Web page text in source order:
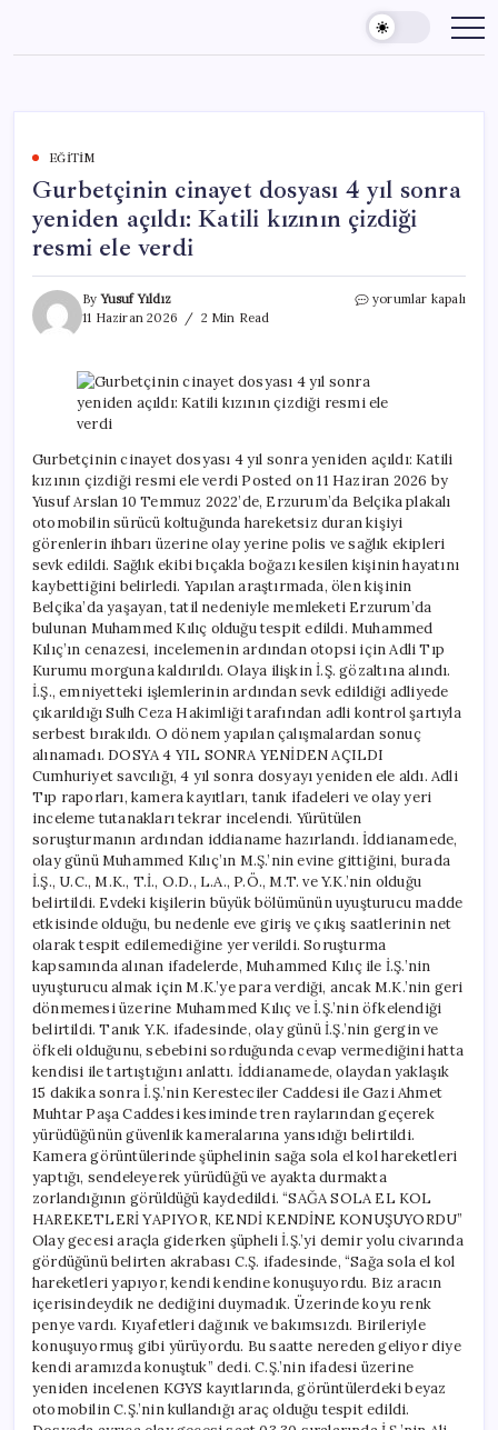
content
EĞITIM
Gurbetçinin cinayet dosyası 4 yıl sonra
yeniden açıldı: Katili kızının çizdiği
resmi ele verdi
ByYusuf Yıldız
11 Haziran 2026
2 Min Read
Gurbetçinin
yeniden
kızının
çizdiği
resmi
ele
verdi
için
yorumlar kapalı
Gurbetçinin cinayet dosyası 4 yıl sonra yeniden açıldı: Katili
kızının çizdiği resmi ele verdi Posted on 11 Haziran 2026 by
Yusuf Arslan 10 Temmuz 2022’de, Erzurum’da Belçika plakalı
otomobilin sürücü koltuğunda hareketsiz duran kişiyi
görenlerin ihbarı üzerine olay yerine polis ve sağlık ekipleri
sevk edildi. Sağlık ekibi bıçakla boğazı kesilen kişinin hayatını
kaybettiğini belirledi. Yapılan araştırmada, ölen kişinin
Belçika’da yaşayan, tatil nedeniyle memleketi Erzurum’da
bulunan Muhammed Kılıç olduğu tespit edildi. Muhammed
Kılıç’ın cenazesi, incelemenin ardından otopsi için Adli Tıp
Kurumu morguna kaldırıldı. Olaya ilişkin İ.Ş. gözaltına alındı.
İ.Ş., emniyetteki işlemlerinin ardından sevk edildiği adliyede
çıkarıldığı Sulh Ceza Hakimliği tarafından adli kontrol şartıyla
serbest bırakıldı. O dönem yapılan çalışmalardan sonuç
alınamadı. DOSYA 4 YIL SONRA YENİDEN AÇILDI
Cumhuriyet savcılığı, 4 yıl sonra dosyayı yeniden ele aldı. Adli
Tıp raporları, kamera kayıtları, tanık ifadeleri ve olay yeri
inceleme tutanakları tekrar incelendi. Yürütülen
soruşturmanın ardından iddianame hazırlandı. İddianamede,
olay günü Muhammed Kılıç’ın M.Ş.’nin evine gittiğini, burada
İ.Ş., U.C., M.K., T.İ., O.D., L.A., P.Ö., M.T. ve Y.K.’nin olduğu
belirtildi. Evdeki kişilerin büyük bölümünün uyuşturucu madde
etkisinde olduğu, bu nedenle eve giriş ve çıkış saatlerinin net
olarak tespit edilemediğine yer verildi. Soruşturma
kapsamında alınan ifadelerde, Muhammed Kılıç ile İ.Ş.’nin
uyuşturucu almak için M.K.’ye para verdiği, ancak M.K.’nin geri
dönmemesi üzerine Muhammed Kılıç ve İ.Ş.’nin öfkelendiği
belirtildi. Tanık Y.K. ifadesinde, olay günü İ.Ş.’nin gergin ve
öfkeli olduğunu, sebebini sorduğunda cevap vermediğini hatta
kendisi ile tartıştığını anlattı. İddianamede, olaydan yaklaşık
15 dakika sonra İ.Ş.’nin Keresteciler Caddesi ile Gazi Ahmet
Muhtar Paşa Caddesi kesiminde tren raylarından geçerek
yürüdüğünün güvenlik kameralarına yansıdığı belirtildi.
Kamera görüntülerinde şüphelinin sağa sola el kol hareketleri
yaptığı, sendeleyerek yürüdüğü ve ayakta durmakta
zorlandığının görüldüğü kaydedildi. “SAĞA SOLA EL KOL
HAREKETLERİ YAPIYOR, KENDİ KENDİNE KONUŞUYORDU”
Olay gecesi araçla giderken şüpheli İ.Ş.’yi demir yolu civarında
gördüğünü belirten akrabası C.Ş. ifadesinde, “Sağa sola el kol
hareketleri yapıyor, kendi kendine konuşuyordu. Biz aracın
içerisindeydik ne dediğini duymadık. Üzerinde koyu renk
penye vardı. Kıyafetleri dağınık ve bakımsızdı. Birileriyle
konuşuyormuş gibi yürüyordu. Bu saatte nereden geliyor diye
kendi aramızda konuştuk” dedi. C.Ş.’nin ifadesi üzerine
yeniden incelenen KGYS kayıtlarında, görüntülerdeki beyaz
otomobilin C.Ş.’nin kullandığı araç olduğu tespit edildi.